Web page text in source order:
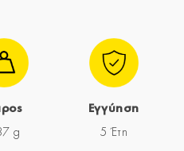
g
Εγγύηση
5 Έτη